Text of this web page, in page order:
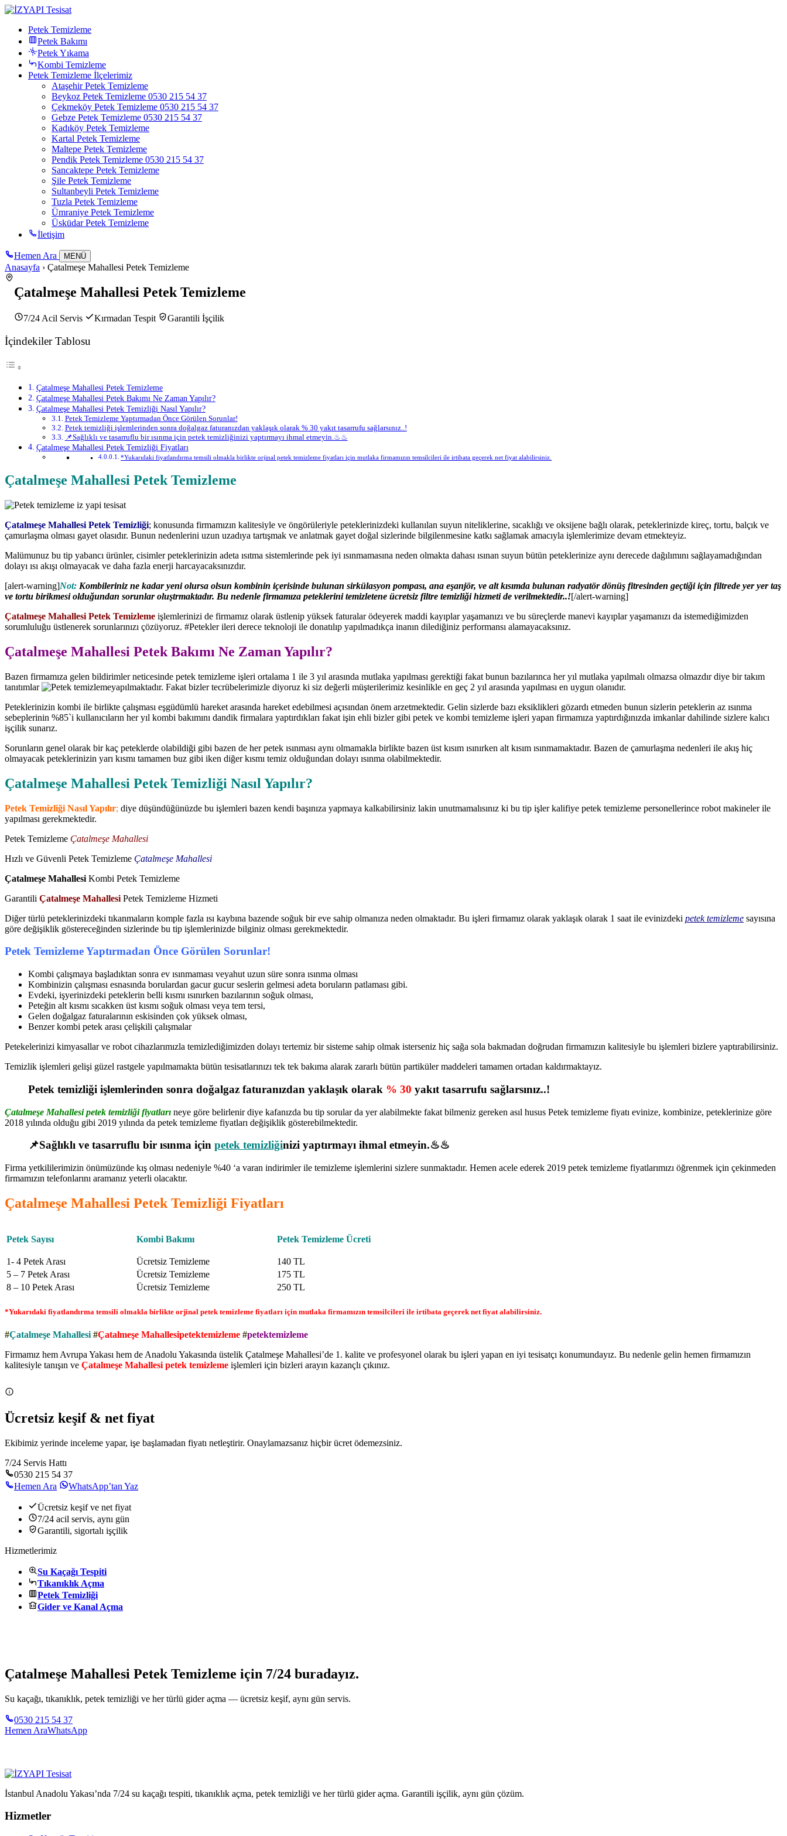
Petek Temizleme
Petek Bakımı
Petek Yıkama
Kombi Temizleme
Petek Temizleme İlçelerimiz
Ataşehir Petek Temizleme
Beykoz Petek Temizleme 0530 215 54 37
Çekmeköy Petek Temizleme 0530 215 54 37
Gebze Petek Temizleme 0530 215 54 37
Kadıköy Petek Temizleme
Kartal Petek Temizleme
Maltepe Petek Temizleme
Pendik Petek Temizleme 0530 215 54 37
Sancaktepe Petek Temizleme
Şile Petek Temizleme
Sultanbeyli Petek Temizleme
Tuzla Petek Temizleme
Ümraniye Petek Temizleme
Üsküdar Petek Temizleme
İletişim
Hemen Ara MENÜ
Anasayfa › Çatalmeşe Mahallesi Petek Temizleme
Çatalmeşe Mahallesi Petek Temizleme
7/24 Acil Servis Kırmadan Tespit Garantili İşçilik
İçindekiler Tablosu
Çatalmeşe Mahallesi Petek Temizleme
Çatalmeşe Mahallesi Petek Bakımı Ne Zaman Yapılır?
Çatalmeşe Mahallesi Petek Temizliği Nasıl Yapılır?
Petek Temizleme Yaptırmadan Önce Görülen Sorunlar!
Petek temizliği işlemlerinden sonra doğalgaz faturanızdan yaklaşık olarak % 30 yakıt tasarrufu sağlarsınız..!
📌Sağlıklı ve tasarruflu bir ısınma için petek temizliğinizi yaptırmayı ihmal etmeyin.♨♨
Çatalmeşe Mahallesi Petek Temizliği Fiyatları
*Yukarıdaki fiyatlandırma temsili olmakla birlikte orjinal petek temizleme fiyatları için mutlaka firmamızın temsilcileri ile irtibata geçerek net fiyat alabilirsiniz.
Çatalmeşe Mahallesi Petek Temizleme
Çatalmeşe Mahallesi Petek Temizliği; konusunda firmamızın kalitesiyle ve öngörüleriyle peteklerinizdeki kullanılan suyun niteliklerine, sıcaklığı ve oksijene bağlı olarak, peteklerinizde kireç, tortu, balçık ve
çamurlaşma olması gayet olasıdır. Bunun nedenlerini uzun uzadıya tartışmak ve anlatmak gayet doğal sizlerinde bilgilenmesine katkı sağlamak amacıyla işlemlerimize devam etmekteyiz.
Malümunuz bu tip yabancı ürünler, cisimler peteklerinizin adeta ısıtma sistemlerinde pek iyi ısınmamasına neden olmakta dahası ısınan suyun bütün peteklerinize aynı derecede dağılımını sağlayamadığından
dolayı ısı akışı olmayacak ve daha fazla enerji harcayacaksınızdır.
[alert-warning]Not: Kombileriniz ne kadar yeni olursa olsun kombinin içerisinde bulunan sirkülasyon pompası, ana eşanjör, ve alt kısımda bulunan radyatör dönüş fitresinden geçtiği için filtrede yer yer taş
ve tortu birikmesi olduğundan sorunlar oluştrmaktadır. Bu nedenle firmamıza peteklerini temizletene ücretsiz filtre temizliği hizmeti de verilmektedir..![/alert-warning]
Çatalmeşe Mahallesi Petek Temizleme işlemlerinizi de firmamız olarak üstlenip yüksek faturalar ödeyerek maddi kayıplar yaşamanızı ve bu süreçlerde manevi kayıplar yaşamanızı da istemediğimizden
sorumluluğu üstlenerek sorunlarınızı çözüyoruz. #Petekler ileri derece teknoloji ile donatılıp yapılmadıkça inanın dilediğiniz performansı alamayacaksınız.
Çatalmeşe Mahallesi Petek Bakımı Ne Zaman Yapılır?
Bazen firmamıza gelen bildirimler neticesinde petek temizleme işleri ortalama 1 ile 3 yıl arasında mutlaka yapılması gerektiği fakat bunun bazılarınca her yıl mutlaka yapılmalı olmazsa olmazdır diye bir takım
tanıtımlar
yapılmaktadır. Fakat bizler tecrübelerimizle diyoruz ki siz değerli müşterilerimiz kesinlikle en geç 2 yıl arasında yapılması en uygun olanıdır.
Peteklerinizin kombi ile birlikte çalışması eşgüdümlü hareket arasında hareket edebilmesi açısından önem arzetmektedir. Gelin sizlerde bazı eksiklikleri gözardı etmeden bunun sizlerin peteklerin az ısınma
sebeplerinin %85`i kullanıcıların her yıl kombi bakımını dandik firmalara yaptırdıkları fakat işin ehli bizler gibi petek ve kombi temizleme işleri yapan firmamıza yaptırdığınızda imkanlar dahilinde sizlere kalıcı
işçilik sunarız.
Sorunların genel olarak bir kaç peteklerde olabildiği gibi bazen de her petek ısınması aynı olmamakla birlikte bazen üst kısım ısınırken alt kısım ısınmamaktadır. Bazen de çamurlaşma nedenleri ile akış hiç
olmayacak peteklerinizin yarı kısmı tamamen buz gibi iken diğer kısmı temiz olduğundan dolayı ısınma olabilmektedir.
Çatalmeşe Mahallesi Petek Temizliği Nasıl Yapılır?
Petek Temizliği Nasıl Yapılır; diye düşündüğünüzde bu işlemleri bazen kendi başınıza yapmaya kalkabilirsiniz lakin unutmamalısınız ki bu tip işler kalifiye petek temizleme personellerince robot makineler ile
yapılması gerekmektedir.
Petek Temizleme Çatalmeşe Mahallesi
Hızlı ve Güvenli Petek Temizleme Çatalmeşe Mahallesi
Çatalmeşe Mahallesi Kombi Petek Temizleme
Garantili Çatalmeşe Mahallesi Petek Temizleme Hizmeti
Diğer türlü peteklerinizdeki tıkanmaların komple fazla ısı kaybına bazende soğuk bir eve sahip olmanıza neden olmaktadır. Bu işleri firmamız olarak yaklaşık olarak 1 saat ile evinizdeki petek temizleme sayısına
göre değişiklik göstereceğinden sizlerinde bu tip işlemlerinizde bilginiz olması gerekmektedir.
Petek Temizleme Yaptırmadan Önce Görülen Sorunlar!
Kombi çalışmaya başladıktan sonra ev ısınmaması veyahut uzun süre sonra ısınma olması
Kombinizin çalışması esnasında borulardan gacur gucur seslerin gelmesi adeta boruların patlaması gibi.
Evdeki, işyerinizdeki peteklerin belli kısmı ısınırken bazılarının soğuk olması,
Peteğin alt kısmı sıcakken üst kısmı soğuk olması veya tem tersi,
Gelen doğalgaz faturalarının eskisinden çok yüksek olması,
Benzer kombi petek arası çelişkili çalışmalar
Petekelerinizi kimyasallar ve robot cihazlarımızla temizlediğimizden dolayı tertemiz bir sisteme sahip olmak isterseniz hiç sağa sola bakmadan doğrudan firmamızın kalitesiyle bu işlemleri bizlere yaptırabilirsiniz.
Temizlik işlemleri gelişi güzel rastgele yapılmamakta bütün tesisatlarınızı tek tek bakıma alarak zararlı bütün partiküler maddeleri tamamen ortadan kaldırmaktayız.
Petek temizliği işlemlerinden sonra doğalgaz faturanızdan yaklaşık olarak % 30 yakıt tasarrufu sağlarsınız..!
Çatalmeşe Mahallesi petek temizliği fiyatları neye göre belirlenir diye kafanızda bu tip sorular da yer alabilmekte fakat bilmeniz gereken asıl husus Petek temizleme fiyatı evinize, kombinize, peteklerinize göre
2018 yılında olduğu gibi 2019 yılında da petek temizleme fiyatları değişiklik gösterebilmektedir.
📌Sağlıklı ve tasarruflu bir ısınma için petek temizliğinizi yaptırmayı ihmal etmeyin.♨♨
Firma yetkililerimizin önümüzünde kış olması nedeniyle %40 ‘a varan indirimler ile temizleme işlemlerini sizlere sunmaktadır. Hemen acele ederek 2019 petek temizleme fiyatlarımızı öğrenmek için çekinmeden
firmamızın telefonlarını aramanız yeterli olacaktır.
Çatalmeşe Mahallesi Petek Temizliği Fiyatları
Petek Sayısı Kombi Bakımı Petek Temizleme Ücreti
1- 4 Petek Arası Ücretsiz Temizleme
140 TL
5 – 7 Petek Arası
Ücretsiz Temizleme
175 TL
8 – 10 Petek Arası
Ücretsiz Temizleme 250 TL
*Yukarıdaki fiyatlandırma temsili olmakla birlikte orjinal petek temizleme fiyatları için mutlaka firmamızın temsilcileri ile irtibata geçerek net fiyat alabilirsiniz.
#Çatalmeşe Mahallesi #Çatalmeşe Mahallesipetektemizleme #petektemizleme
Firmamız hem Avrupa Yakası hem de Anadolu Yakasında üstelik Çatalmeşe Mahallesi’de 1. kalite ve profesyonel olarak bu işleri yapan en iyi tesisatçı konumundayız. Bu nedenle gelin hemen firmamızın
kalitesiyle tanışın ve Çatalmeşe Mahallesi petek temizleme işlemleri için bizleri arayın kazançlı çıkınız.
Ücretsiz keşif & net fiyat
Ekibimiz yerinde inceleme yapar, işe başlamadan fiyatı netleştirir. Onaylamazsanız hiçbir ücret ödemezsiniz.
7/24 Servis Hattı
0530 215 54 37
Hemen Ara
WhatsApp’tan Yaz
Ücretsiz keşif ve net fiyat
7/24 acil servis, aynı gün
Garantili, sigortalı işçilik
Hizmetlerimiz
Su Kaçağı Tespiti
Tıkanıklık Açma
Petek Temizliği
Gider ve Kanal Açma
Çatalmeşe Mahallesi Petek Temizleme için 7/24 buradayız.
Su kaçağı, tıkanıklık, petek temizliği ve her türlü gider açma — ücretsiz keşif, aynı gün servis.
0530 215 54 37
Hemen AraWhatsApp
İstanbul Anadolu Yakası’nda 7/24 su kaçağı tespiti, tıkanıklık açma, petek temizliği ve her türlü gider açma. Garantili işçilik, aynı gün çözüm.
Hizmetler